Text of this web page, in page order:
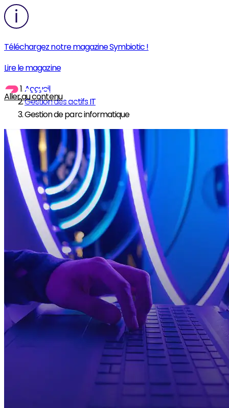
Téléchargez notre magazine Symbiotic !
Lire le magazine
Aller au contenu
Accueil
Gestion des actifs IT
Gestion de parc informatique